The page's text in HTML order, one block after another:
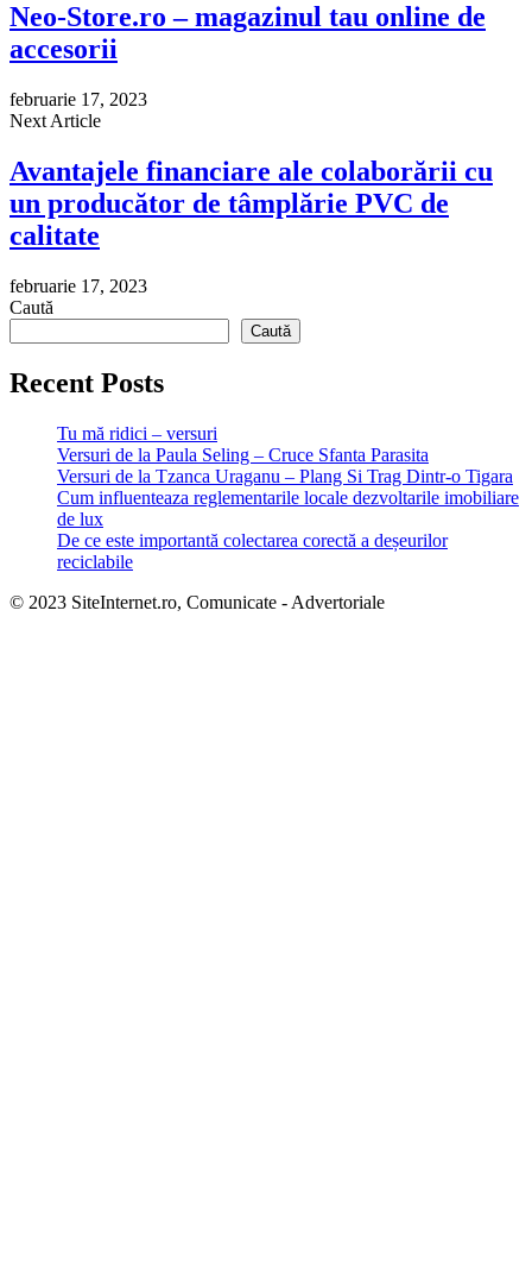
Neo-Store.ro – magazinul tau online de
accesorii
februarie 17, 2023
Next Article
Avantajele financiare ale colaborării cu
un producător de tâmplărie PVC de
calitate
februarie 17, 2023
Caută
Caută
Recent Posts
Tu mă ridici – versuri
Versuri de la Paula Seling – Cruce Sfanta Parasita
Versuri de la Tzanca Uraganu – Plang Si Trag Dintr-o Tigara
Cum influenteaza reglementarile locale dezvoltarile imobiliare
de lux
De ce este importantă colectarea corectă a deșeurilor
reciclabile
© 2023 SiteInternet.ro, Comunicate - Advertoriale